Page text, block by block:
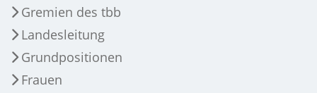
Gremien des tbb
Landesleitung
Grundpositionen
Frauen